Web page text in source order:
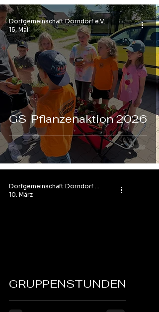
GS-Pflanzenaktion 2026
Dorfgemeinschaft Dörndorf e.V.
15. Mai
GRUPPENSTUNDEN
Dorfgemeinschaft Dörndorf e.V.
10. März